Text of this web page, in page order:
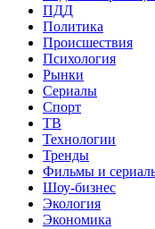
ПДД
Политика
Происшествия
Психология
Рынки
Сериалы
Спорт
ТВ
Технологии
Тренды
Фильмы и
Шоу-бизнес
Экология
Экономика